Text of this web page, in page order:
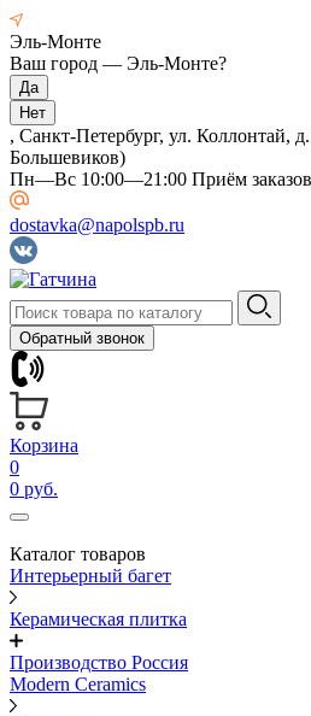
Эль-Монте
Ваш город — Эль-Монте?
, Санкт-Петербург, ул. Коллонтай,
Большевиков)
Пн—Вс 10:00—21:00 Приём
dostavka@napolspb.ru
Обратный звонок
Корзина
0
0 руб.
Каталог товаров
Интерьерный багет
Керамическая плитка
Производство Россия
Modern Ceramics